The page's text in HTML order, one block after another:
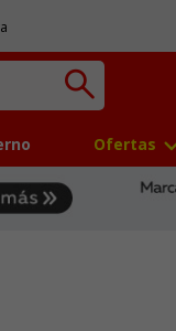
Ofertas